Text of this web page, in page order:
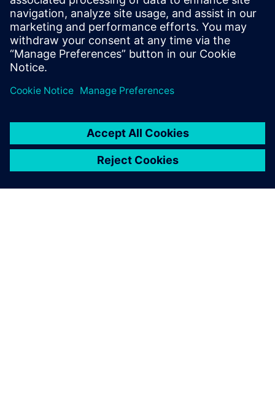
protivnika
Napredne simulacije napada koje repliciraju stvarne
aktere prijetnji za testiranje otkrivanja, odgovora i
otpornosti među ljudima, procesima i tehnologijom.